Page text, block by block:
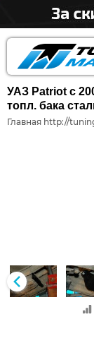
УАЗ Patriot с
топл. бака
Главная http://